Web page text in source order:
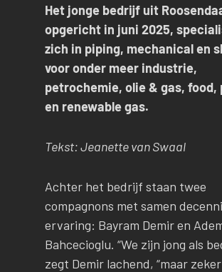
Het jonge bedrijf uit
opgericht in juni 2025,
zich in piping, mechanical en
voor onder meer industrie,
petrochemie, olie & gas, food,
en renewable gas.
Tekst: Jeanette van Swaal
Achter het bedrijf staan twee
compagnons met samen
ervaring: Bayram Demir en
Bahcecioglu. “We zijn jong als
zegt Demir lachend, “maar